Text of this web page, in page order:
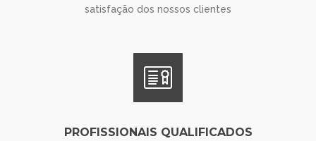
satisfação dos nossos clientes
PROFISSIONAIS QUALIFICADOS